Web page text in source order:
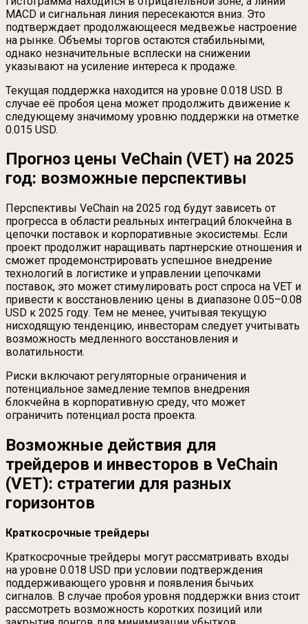
MACD и сигнальная линия пересекаются вниз. Это
подтверждает продолжающееся медвежье настроение
на рынке. Объемы торгов остаются стабильными,
однако незначительные всплески на снижении
указывают на усиление интереса к продаже.
Текущая поддержка находится на уровне 0.018 USD. В
случае её пробоя цена может продолжить движение к
следующему значимому уровню поддержки на отметке
0.015 USD.
Прогноз цены VeChain (VET) на 2025
год: возможные перспективы
Перспективы VeChain на 2025 год будут зависеть от
прогресса в области реальных интеграций блокчейна в
цепочки поставок и корпоративные экосистемы. Если
проект продолжит наращивать партнерские отношения и
сможет продемонстрировать успешное внедрение
технологий в логистике и управлении цепочками
поставок, это может стимулировать рост спроса на VET и
привести к восстановлению цены в диапазоне 0.05–0.08
USD к 2025 году. Тем не менее, учитывая текущую
нисходящую тенденцию, инвесторам следует учитывать
возможность медленного восстановления и
волатильности.
Риски включают регуляторные ограничения и
потенциальное замедление темпов внедрения
блокчейна в корпоративную среду, что может
ограничить потенциал роста проекта.
Возможные действия для
трейдеров и инвесторов в VeChain
(VET): стратегии для разных
горизонтов
Краткосрочные трейдеры
Краткосрочные трейдеры могут рассматривать входы
на уровне 0.018 USD при условии подтверждения
поддерживающего уровня и появления бычьих
сигналов. В случае пробоя уровня поддержки вниз стоит
рассмотреть возможность коротких позиций или